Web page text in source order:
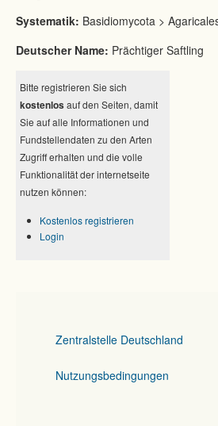
Systematik: Basidiomycota >
Deutscher Name: Prächtiger Saftling
Bitte registrieren Sie sich
kostenlos auf den Seiten, damit
Sie auf alle Informationen und
Fundstellendaten zu den Arten
Zugriff erhalten und die volle
Funktionalität der internetseite
nutzen können:
Kostenlos registrieren
Login
Zentralstelle Deutschland
Nutzungsbedingungen